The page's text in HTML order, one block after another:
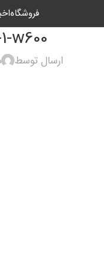
فروشگاه
w600
ارسال توسط